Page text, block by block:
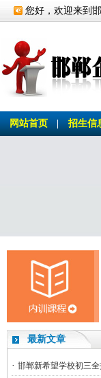
您好，欢迎来到
网站首页 招生信
最新文章
· 邯郸新希望学校初三全